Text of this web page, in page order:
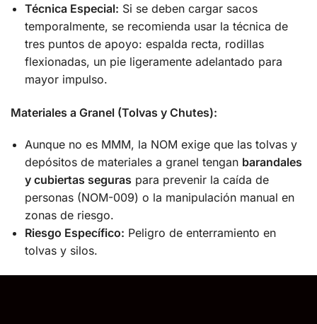
Técnica Especial: Si se deben cargar sacos
temporalmente, se recomienda usar la técnica de
tres puntos de apoyo: espalda recta, rodillas
flexionadas, un pie ligeramente adelantado para
mayor impulso.
Materiales a Granel (Tolvas y Chutes):
Aunque no es MMM, la NOM exige que las tolvas y
depósitos de materiales a granel tengan barandales
y cubiertas seguras para prevenir la caída de
personas (NOM-009) o la manipulación manual en
zonas de riesgo.
Riesgo Específico: Peligro de enterramiento en
tolvas y silos.